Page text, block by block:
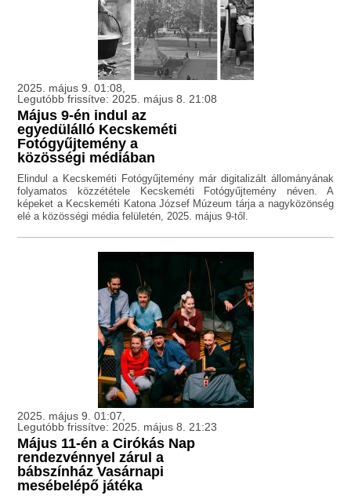
2025. május 9. 01:08,
Legutóbb frissítve: 2025. május 8. 21:08
Május 9-én indul az
egyedülálló Kecskeméti
Fotógyűjtemény a
közösségi médiában
Elindul a Kecskeméti Fotógyűjtemény már digitalizált állományának
folyamatos közzététele Kecskeméti Fotógyűjtemény néven. A
képeket a Kecskeméti Katona József Múzeum tárja a nagyközönség
elé a közösségi média felületén, 2025. május 9-től.
2025. május 9. 01:07,
Legutóbb frissítve: 2025. május 8. 21:23
Május 11-én a Cirókás Nap
rendezvénnyel zárul a
bábszínház Vasárnapi
mesébelépő játéka